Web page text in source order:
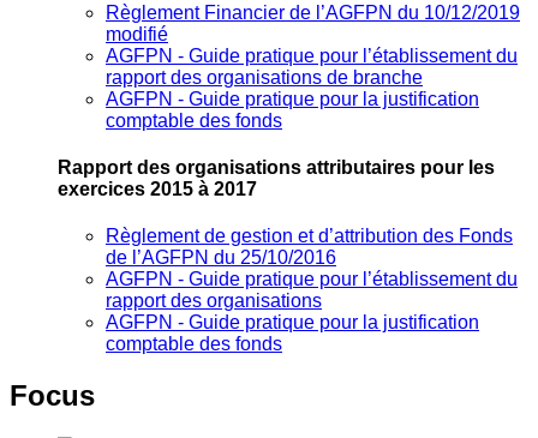
Règlement Financier de l’AGFPN du 10/12/2019
modifié
AGFPN ‐ Guide pratique pour l’établissement du
rapport des organisations de branche
AGFPN ‐ Guide pratique pour la justification
comptable des fonds
Rapport des organisations attributaires pour les
exercices 2015 à 2017
Règlement de gestion et d’attribution des Fonds
de l’AGFPN du 25/10/2016
AGFPN ‐ Guide pratique pour l’établissement du
rapport des organisations
AGFPN ‐ Guide pratique pour la justification
comptable des fonds
Focus